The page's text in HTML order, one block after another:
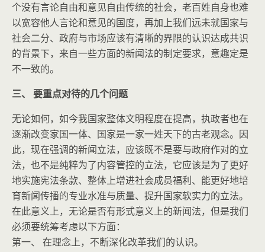
个没有言论自由和意见自由传统的社会，老百姓自身也难
以宽容他人言论和意见的国度，再加上我们远未就国家与
社会二分、政府与市场应该有清晰的界限的认识达成共识
的背景下，来自一些方面的新闻法的制定要求，意趣定是
不一致的。
三、 要重点对待的几个问题
无论如何，如今我国家整体文明程度在提高，执政者也在
逐渐改变家国一体、国家是一家一姓天下的古老观念。因
此，现在强调的新闻立法，应该既不是要与政府作对的立
法，也不是纯粹为了内容管控的立法，它应该是为了更好
地实施宪法条款、整体上增进社会成员福利、能更好地培
育新闻传播的专业水准与质量、提升国家软实力的立法。
在此意义上，无论是否有形式意义上的新闻法，但是我们
必须要统筹考虑以下方面：
第一、 在理念上，不断深化改革我们的认识。